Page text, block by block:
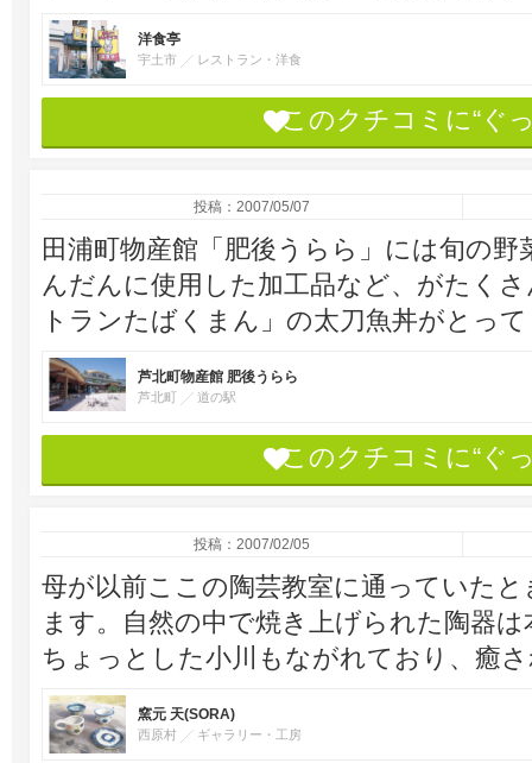
洋食亭
宇土市 レストラン・洋食
このクチコミに“ぐ
投稿：2007/05/07
田浦町物産館「肥後うらら」には旬の
んだんに使用した加工品など、がたく
トランたばくまん」の太刀魚丼がとっ
芦北町物産館 肥後うらら
芦北町 道の駅
このクチコミに“ぐ
投稿：2007/02/05
母が以前ここの陶芸教室に通っていた
ます。自然の中で焼き上げられた陶器
ちょっとした小川もながれており、癒
窯元 天(SORA)
西原村 ギャラリー・工房